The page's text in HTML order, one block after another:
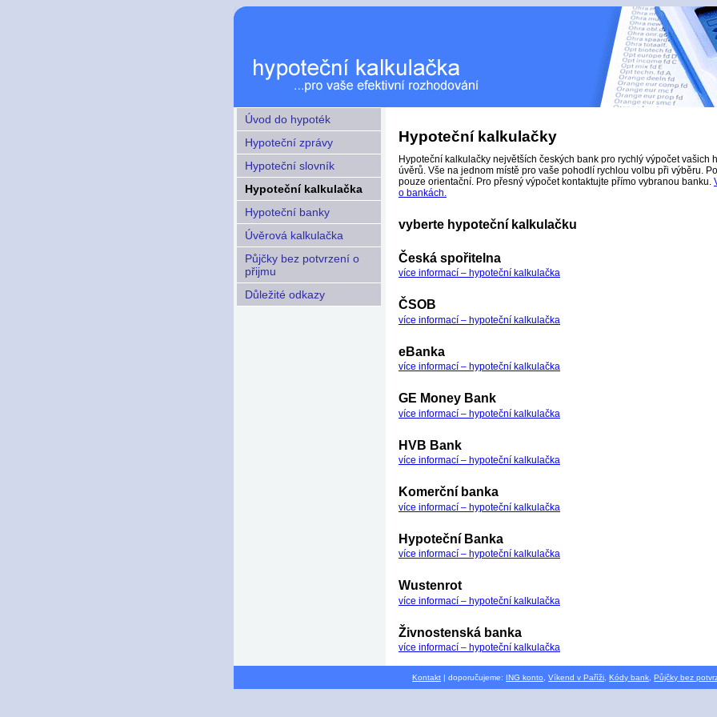
Hypoteční kalkulačky
Hypoteční kalkulačky největších českých bank pro rychlý výpočet vašich
úvěrů. Vše na jednom místě pro vaše pohodlí rychlou volbu při výběru.
pouze orientační. Pro přesný výpočet kontaktujte přímo vybranou banku.
o bankách.
vyberte hypoteční kalkulačku
Česká spořitelna
více informací – hypoteční kalkulačka
ČSOB
více informací – hypoteční kalkulačka
eBanka
více informací – hypoteční kalkulačka
GE Money Bank
více informací – hypoteční kalkulačka
HVB Bank
více informací – hypoteční kalkulačka
Komerční banka
více informací – hypoteční kalkulačka
Hypoteční Banka
více informací – hypoteční kalkulačka
Wustenrot
více informací – hypoteční kalkulačka
Živnostenská banka
více informací – hypoteční kalkulačka
Úvod do hypoték
Hypoteční zprávy
Hypoteční slovník
Hypoteční kalkulačka
Hypoteční banky
Úvěrová kalkulačka
Půjčky bez potvrzení o
přijmu
Důležité odkazy
Kontakt | doporučujeme: ING konto ,Víkend v Paříži ,Kódy bank ,Půjčky bez